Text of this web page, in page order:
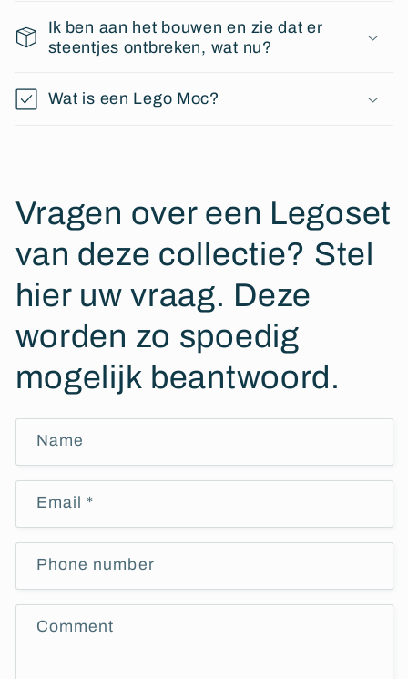
Ik ben aan het bouwen en zie dat er
steentjes ontbreken, wat nu?
Wat is een Lego Moc?
Vragen over een Legoset
van deze collectie? Stel
hier uw vraag. Deze
worden zo spoedig
mogelijk beantwoord.
Name
Email *
Phone number
Comment